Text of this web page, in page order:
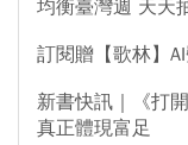
均衡臺灣週 天天
訂閱贈【歌林】
新書快訊｜《打
真正體現富足